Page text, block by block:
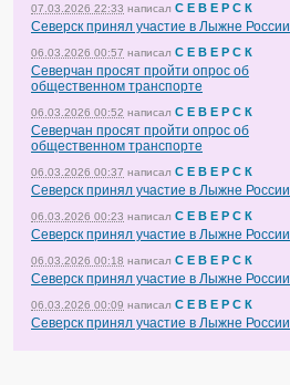
07.03.2026 22:33 написал С Е В Е Р С К
Северск принял участие в Лыжне России
06.03.2026 00:57 написал С Е В Е Р С К
Северчан просят пройти опрос об
общественном транспорте
06.03.2026 00:52 написал С Е В Е Р С К
Северчан просят пройти опрос об
общественном транспорте
06.03.2026 00:37 написал С Е В Е Р С К
Северск принял участие в Лыжне России
06.03.2026 00:23 написал С Е В Е Р С К
Северск принял участие в Лыжне России
06.03.2026 00:18 написал С Е В Е Р С К
Северск принял участие в Лыжне России
06.03.2026 00:09 написал С Е В Е Р С К
Северск принял участие в Лыжне России